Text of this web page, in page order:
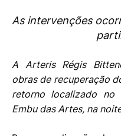
As intervenções
A Arteris Régis
obras de recuperação
retorno localizado no
Embu das Artes, na